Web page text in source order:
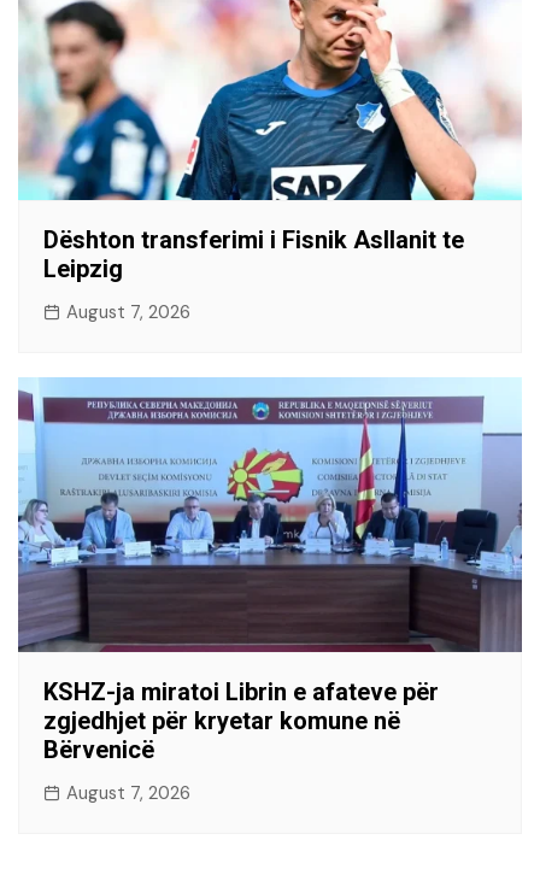
Dështon transferimi i Fisnik Asllanit te
Leipzig
August 7, 2026
KSHZ-ja miratoi Librin e afateve për
zgjedhjet për kryetar komune në
Bërvenicë
August 7, 2026